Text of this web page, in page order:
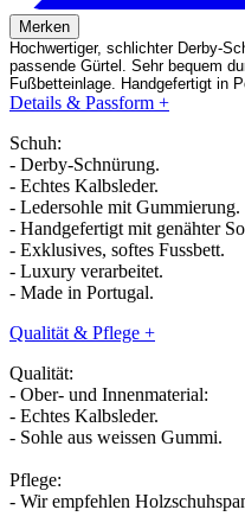
Merken
Hochwertiger, schlichter Derby-
passende Gürtel. Sehr bequem
Fußbetteinlage. Handgefertigt in
Details & Passform +
Schuh:
- Derby-Schnürung.
- Echtes Kalbsleder.
- Ledersohle mit Gummierung.
- Handgefertigt mit genähter
- Exklusives, softes Fussbett.
- Luxury verarbeitet.
- Made in Portugal.
Qualität & Pflege +
Qualität:
- Ober- und Innenmaterial:
- Echtes Kalbsleder.
- Sohle aus weissen Gummi.
Pflege:
- Wir empfehlen